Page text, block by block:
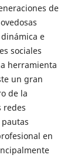
de
e
sociales
herramienta
un gran
de la
redes
en